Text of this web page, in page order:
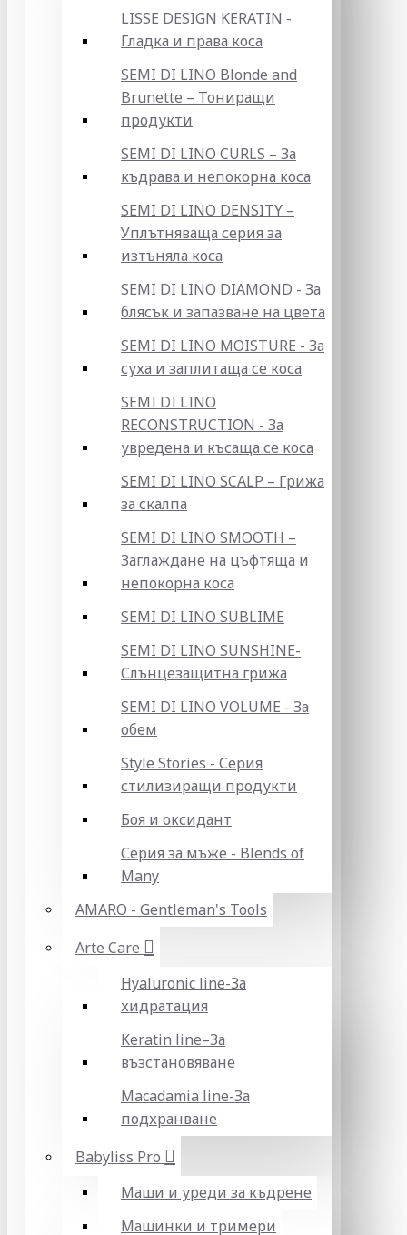
LISSE DESIGN KERATIN -
Гладка и права коса
SEMI DI LINO Blonde and
Brunette – Тониращи
продукти
SEMI DI LINO CURLS – За
къдрава и непокорна коса
SEMI DI LINO DENSITY –
Уплътняваща серия за
изтъняла коса
SEMI DI LINO DIAMOND - За
блясък и запазване на цвета
SEMI DI LINO MOISTURE - За
суха и заплитаща се коса
SEMI DI LINO
RECONSTRUCTION - За
увредена и късаща се коса
SEMI DI LINO SCALP – Грижа
за скалпа
SEMI DI LINO SMOOTH –
Заглаждане на цъфтяща и
непокорна коса
SEMI DI LINO SUBLIME
SEMI DI LINO SUNSHINE-
Слънцезащитна грижа
SEMI DI LINO VOLUME - За
обем
Style Stories - Серия
стилизиращи продукти
Боя и оксидант
Серия за мъже - Blends of
Many
AMARO - Gentleman's Tools
Arte Care
Hyaluronic line-За
хидратация
Keratin line–За
възстановяване
Macadamia line-За
подхранване
Babyliss Pro
Маши и уреди за къдрене
Машинки и тримери